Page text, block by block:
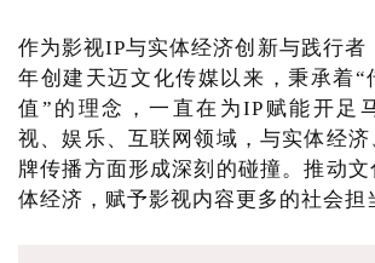
作为影视IP与实体经济创新与践行者
年创建天迈文化传媒以来，秉承着“
值”的理念，一直在为IP赋能开足
视、娱乐、互联网领域，与实体经
牌传播方面形成深刻的碰撞。推动
体经济，赋予影视内容更多的社会担